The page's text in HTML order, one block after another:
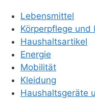
Lebensmittel
Körperpflege und
Haushaltsartikel
Energie
Mobilität
Kleidung
Haushaltsgeräte